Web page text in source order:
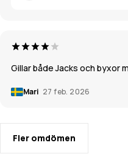
Gillar både Jacks och byxor
Mari 27 feb. 2026
Fler omdömen